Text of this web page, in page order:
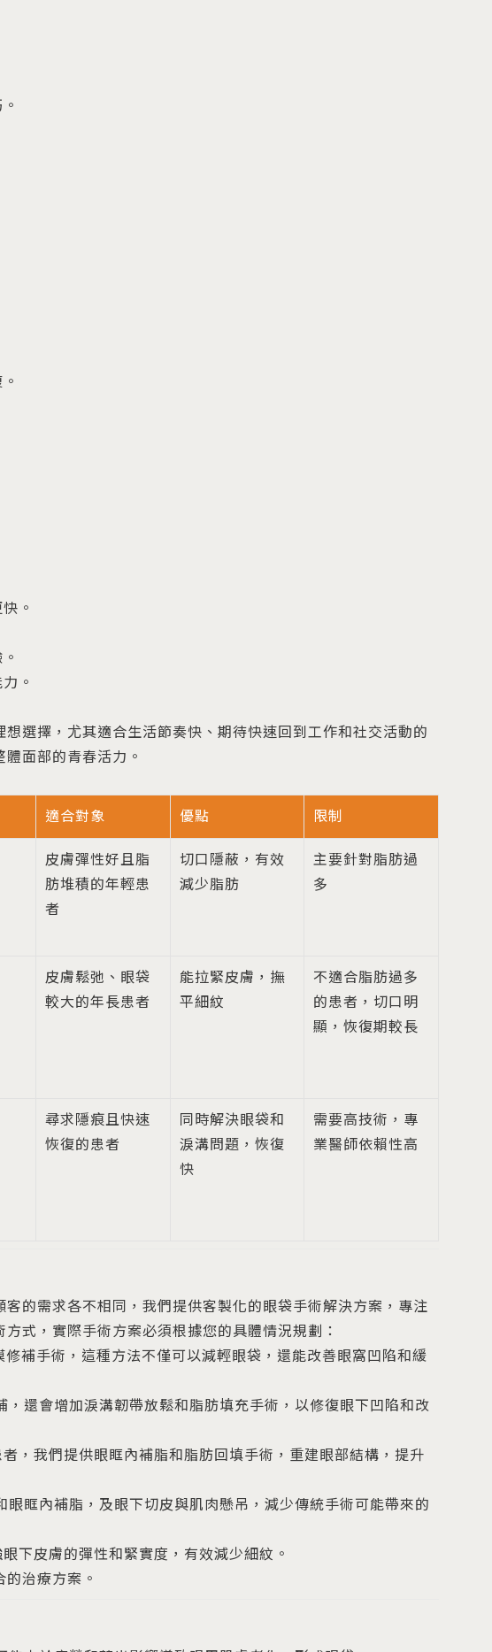
。
。
選擇，尤其適合生活節奏快、期待快速回到工作和社交活動的
面部的青春活力。
適合對象 優點 限制
皮膚彈性好且脂
肪堆積的年輕患
者
切口隱蔽，有效
減少脂肪
主要針對脂肪過
多
皮膚鬆弛、眼袋
較大的年長患者
能拉緊皮膚，撫
平細紋
不適合脂肪過多
的患者，切口明
顯，恢復期較長
尋求隱痕且快速
恢復的患者
同時解決眼袋和
淚溝問題，恢復
快
需要高技術，專
業醫師依賴性高
的需求各不相同，我們提供客製化的眼袋手術解決方案，專注
式，實際手術方案必須根據您的具體情況規劃：
補手術，這種方法不僅可以減輕眼袋，還能改善眼窩凹陷和緩
還會增加淚溝韌帶放鬆和脂肪填充手術，以修復眼下凹陷和改
，我們提供眼眶內補脂和脂肪回填手術，重建眼部結構，提升
眶內補脂，及眼下切皮與肌肉懸吊，減少傳統手術可能帶來的
下皮膚的彈性和緊實度，有效減少細紋。
治療方案。